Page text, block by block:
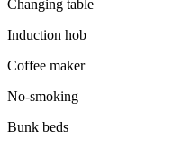
Changing table
Induction hob
Coffee maker
No-smoking
Bunk beds